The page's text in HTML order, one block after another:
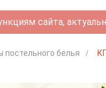
сайта,
постельного белья